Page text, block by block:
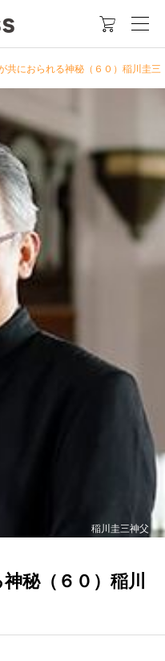

共におられる神秘（６０）稲川圭三
稲川圭三神父
秘（６０）稲川